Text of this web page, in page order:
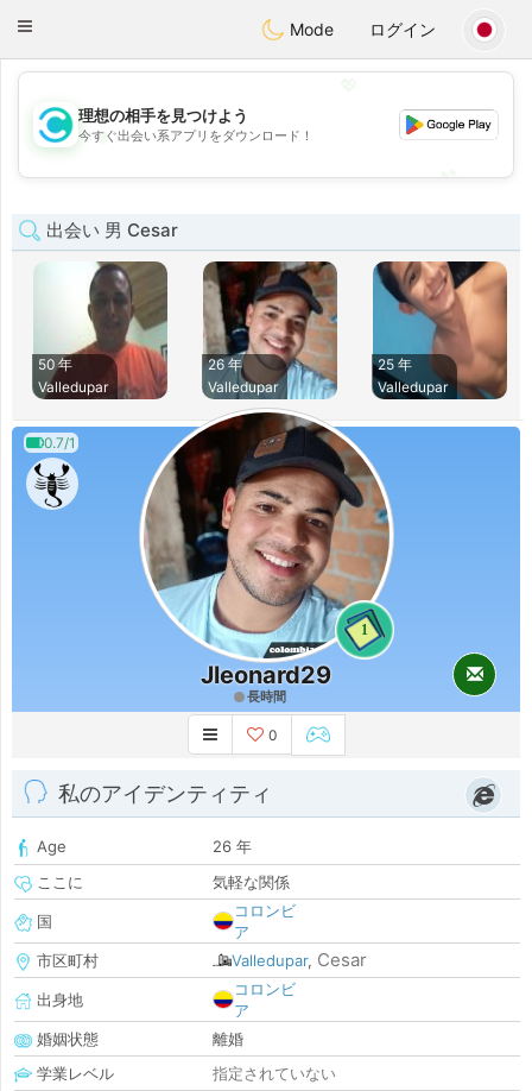
olombiaCitas
Toggle
Mode ログイン
💖
💕
理想の相手を見つけよう
今すぐ出会い系アプリをダウンロード！
出会い 男 Cesar
50 年
Valledupar
26 年
Valledupar
25 年
Valledupar
0.7/1
1
Jleonard29
長時間
0
私のアイデンティティ
Age
26 年
ここに
気軽な関係
国
コロンビ
ア
市区町村
Valledupar, Cesar
出身地
コロンビ
ア
婚姻状態
離婚
学業レベル
指定されていない